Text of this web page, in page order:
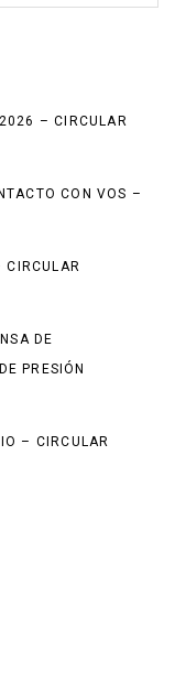
– CIRCULAR
CON VOS –
CIRCULAR
DE
PRESIÓN
– CIRCULAR